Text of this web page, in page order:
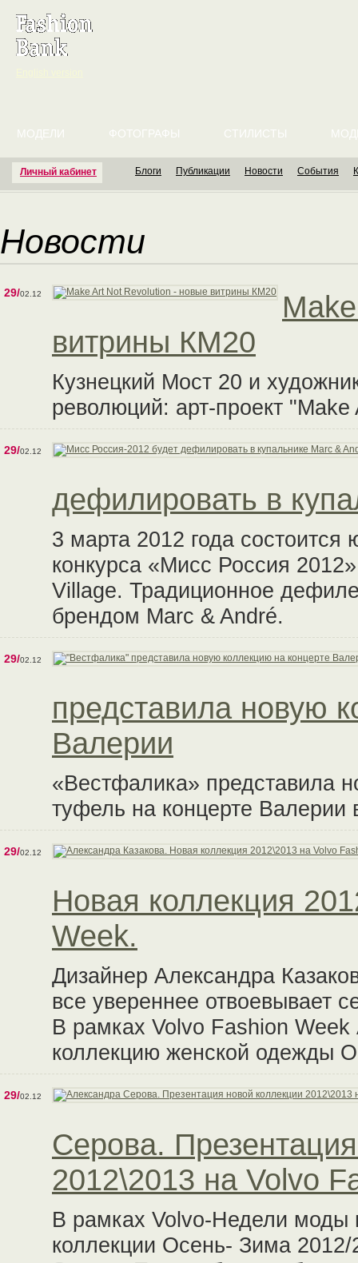
Личный кабинет
МОДЕЛИ ФОТОГРАФЫ СТИЛИСТЫ
Блоги Публикации Новости События
Новости
29/02.12
витрины КМ20
Кузнецкий Мост 20 и
революций: арт-проект
29/02.12
дефилировать в
3 марта 2012 года
конкурса «Мисс Россия
Village. Традиционное
брендом Marc & André.
29/02.12
представила новую
Валерии
«Вестфалика» представила
туфель на концерте Валерии
29/02.12
Новая коллекция
Week.
Дизайнер Александра
все увереннее отвоевывает
В рамках Volvo Fashion
коллекцию женской одежды
29/02.12
Серова.
2012\2013 на Volvo
В рамках Volvo-Недели моды
коллекции Осень- Зима